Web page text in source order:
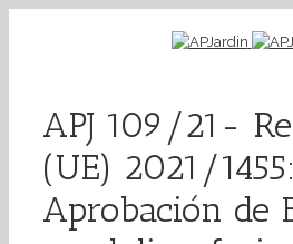
APJ 109/21-
(UE) 2021/1455:
Aprobación de